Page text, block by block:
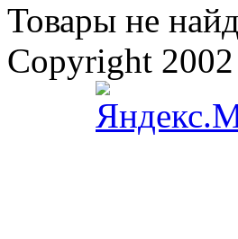
Товары не
Copyright